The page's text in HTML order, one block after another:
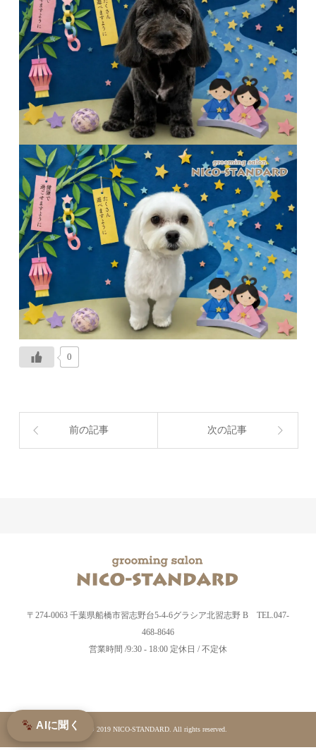
0
前の記事 次の記事
〒274-0063 千葉県船橋市習志野台5-4-6グラシア北習志野 B TEL.047-
468-8646
営業時間 /9:30 - 18:00 定休日 / 不定休
© 2019 NICO-STANDARD. All rights reserved.
AIに聞く